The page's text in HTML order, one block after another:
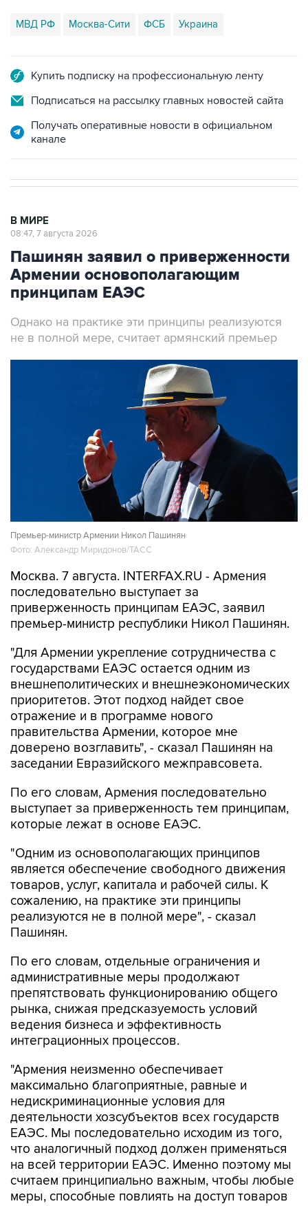
МВД РФ Москва-Сити ФСБ Украина
Купить подписку на профессиональную ленту
Подписаться на рассылку главных новостей сайта
Получать оперативные новости в официальном
канале
В МИРЕ
08:47, 7 августа 2026
Пашинян заявил о приверженности
Армении основополагающим
принципам ЕАЭС
Однако на практике эти принципы реализуются
не в полной мере, считает армянский премьер
Премьер-министр Армении Никол Пашинян
Фото: Александр Миридонов/ТАСС
Москва. 7 августа. INTERFAX.RU - Армения
последовательно выступает за
приверженность принципам ЕАЭС, заявил
премьер-министр республики Никол Пашинян.
"Для Армении укрепление сотрудничества с
государствами ЕАЭС остается одним из
внешнеполитических и внешнеэкономических
приоритетов. Этот подход найдет свое
отражение и в программе нового
правительства Армении, которое мне
доверено возглавить", - сказал Пашинян на
заседании Евразийского межправсовета.
По его словам, Армения последовательно
выступает за приверженность тем принципам,
которые лежат в основе ЕАЭС.
"Одним из основополагающих принципов
является обеспечение свободного движения
товаров, услуг, капитала и рабочей силы. К
сожалению, на практике эти принципы
реализуются не в полной мере", - сказал
Пашинян.
По его словам, отдельные ограничения и
административные меры продолжают
препятствовать функционированию общего
рынка, снижая предсказуемость условий
ведения бизнеса и эффективность
интеграционных процессов.
"Армения неизменно обеспечивает
максимально благоприятные, равные и
недискриминационные условия для
деятельности хозсубъектов всех государств
ЕАЭС. Мы последовательно исходим из того,
что аналогичный подход должен применяться
на всей территории ЕАЭС. Именно поэтому мы
считаем принципиально важным, чтобы любые
меры, способные повлиять на доступ товаров